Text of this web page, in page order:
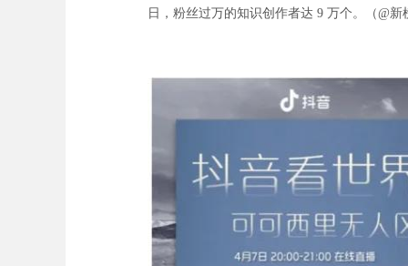
日，粉丝过万的知识创作者达 9 万个。（@新